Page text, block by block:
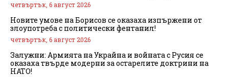
четвъртък, 6 август 2026
Новите умове на Борисов се оказаха изпържени от
злоупотреба с политически фентанил!
четвъртък, 6 август 2026
Залужни: Армията на Украйна и войната с Русия се
оказаха твърде модерни за остарелите доктрини на
НАТО!